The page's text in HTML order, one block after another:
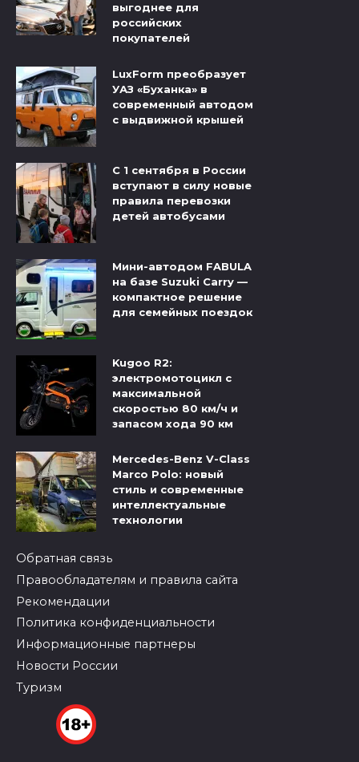
выгоднее для
российских
покупателей
LuxForm преобразует
УАЗ «Буханка» в
современный автодом
с выдвижной крышей
С 1 сентября в России
вступают в силу новые
правила перевозки
детей автобусами
Мини-автодом FABULA
на базе Suzuki Carry —
компактное решение
для семейных поездок
Kugoo R2:
электромотоцикл с
максимальной
скоростью 80 км/ч и
запасом хода 90 км
Mercedes-Benz V-Class
Marco Polo: новый
стиль и современные
интеллектуальные
технологии
Обратная связь
Правообладателям и правила сайта
Рекомендации
Политика конфиденциальности
Информационные партнеры
Новости России
Туризм